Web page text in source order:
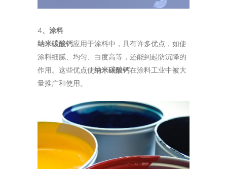
4、涂料
纳米碳酸钙应用于涂料中，具有许多优点，如使
涂料细腻、均匀、白度高等，还能到起防沉降的
作用。这些优点使纳米碳酸钙在涂料工业中被大
量推广和使用。